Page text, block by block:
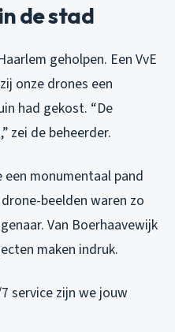
de stad
geholpen. Een VvE
onze drones een
had gekost. “De
zei de beheerder.
monumentaal pand
beelden waren zo
Van Boerhaavewijk
maken indruk.
service zijn we jouw